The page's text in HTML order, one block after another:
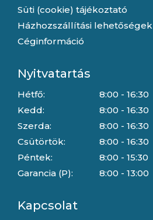
Süti (cookie) tájékoztató
Házhozszállítási lehetőségek
Céginformáció
Nyitvatartás
Hétfő:
Kedd:
Szerda:
Csütörtök:
Péntek:
Garancia (P):
8:00 - 16:30
8:00 - 16:30
8:00 - 16:30
8:00 - 16:30
8:00 - 15:30
8:00 - 13:00
Kapcsolat